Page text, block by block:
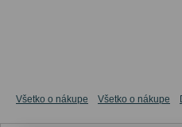
Všetko o nákupe Všetko o nákupe